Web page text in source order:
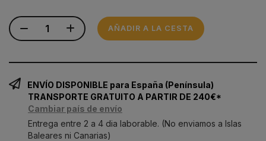
AÑADIR A LA CESTA
ENVÍO DISPONIBLE para España (Península)
TRANSPORTE GRATUITO A PARTIR DE 240€*
Cambiar país de envío
Entrega entre 2 a 4 dia laborable. (No enviamos a Islas
Baleares ni Canarias)